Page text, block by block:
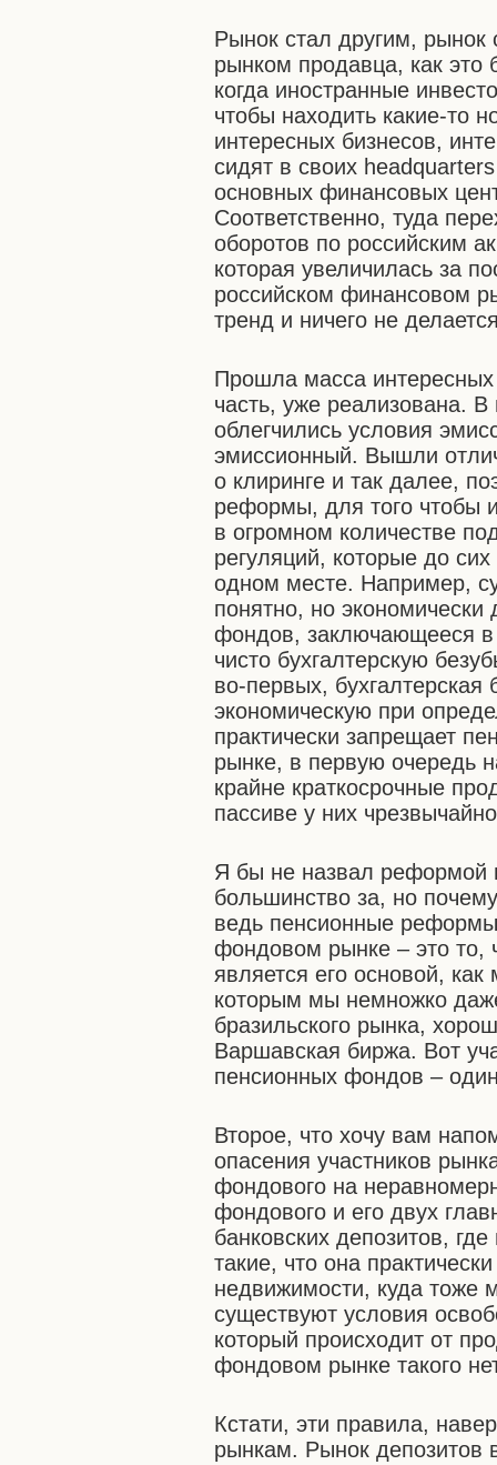
Рынок стал другим, рынок
рынком продавца, как это
когда иностранные
чтобы находить какие-то
интересных бизнесов,
сидят в своих
основных финансовых
Соответственно, туда
оборотов по российским
которая увеличилась за
российском финансовом
тренд и ничего не
Прошла масса интересных
часть, уже реализована.
облегчились условия
эмиссионный. Вышли
о клиринге и так далее,
реформы, для того чтобы
в огромном количестве
регуляций, которые до
одном месте. Например,
понятно, но
фондов, заключающееся в
чисто бухгалтерскую
во-первых, бухгалтерская
экономическую при
практически запрещает
рынке, в первую очередь
крайне краткосрочные
пассиве у них
Я бы не назвал реформой
большинство за, но
ведь пенсионные
фондовом рынке – это то,
является его основой,
которым мы немножко
бразильского рынка,
Варшавская биржа. Вот
пенсионных фондов –
Второе, что хочу вам
опасения участников
фондового на
фондового и его двух
банковских депозитов,
такие, что она
недвижимости, куда тоже
существуют условия
который происходит от
фондовом рынке такого
Кстати, эти правила,
рынкам. Рынок депозитов